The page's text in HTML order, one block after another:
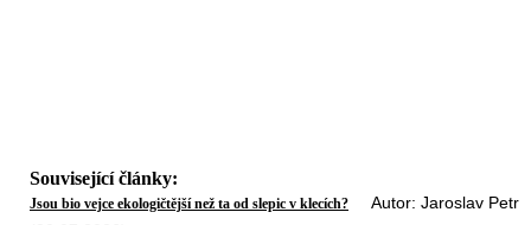
Související články:
Jsou bio vejce ekologičtější než ta od slepic v klecích? Autor: Jaroslav Petr